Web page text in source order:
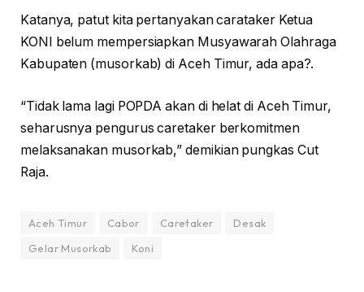
Katanya, patut kita pertanyakan carataker Ketua
KONI belum mempersiapkan Musyawarah Olahraga
Kabupaten (musorkab) di Aceh Timur, ada apa?.
“Tidak lama lagi POPDA akan di helat di Aceh Timur,
seharusnya pengurus caretaker berkomitmen
melaksanakan musorkab,” demikian pungkas Cut
Raja.
Aceh Timur Cabor Caretaker
Desak
Gelar Musorkab
Koni